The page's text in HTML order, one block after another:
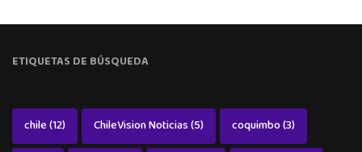
ETIQUETAS DE BÚSQUEDA
chile(12) ChileVision Noticias(5) coquimbo(3)